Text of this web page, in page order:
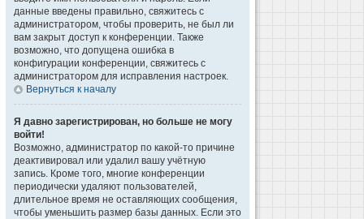
данные введены правильно, свяжитесь с
администратором, чтобы проверить, не был ли
вам закрыт доступ к конференции. Также
возможно, что допущена ошибка в
конфигурации конференции, свяжитесь с
администратором для исправления настроек.
Вернуться к началу
Я давно зарегистрирован, но больше не могу
войти!
Возможно, администратор по какой-то причине
деактивировал или удалил вашу учётную
запись. Кроме того, многие конференции
периодически удаляют пользователей,
длительное время не оставляющих сообщения,
чтобы уменьшить размер базы данных. Если это